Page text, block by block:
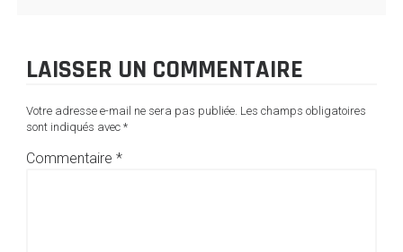
LAISSER UN COMMENTAIRE
Votre adresse e-mail ne sera pas publiée. Les champs obligatoires
sont indiqués avec *
Commentaire *